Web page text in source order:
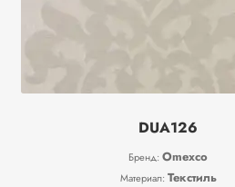
DUA126
Бренд:Omexco
Материал: Текстиль